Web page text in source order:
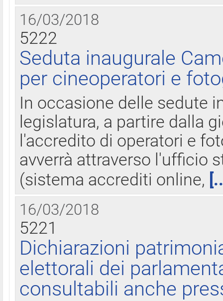
16/03/2018
5222
Seduta inaugurale
per cineoperatori e
In occasione delle sedute
legislatura, a partire dalla
l'accredito di operatori e
avverrà attraverso l'ufficio
(sistema accrediti online,
16/03/2018
5221
Dichiarazioni
elettorali dei
consultabili anche